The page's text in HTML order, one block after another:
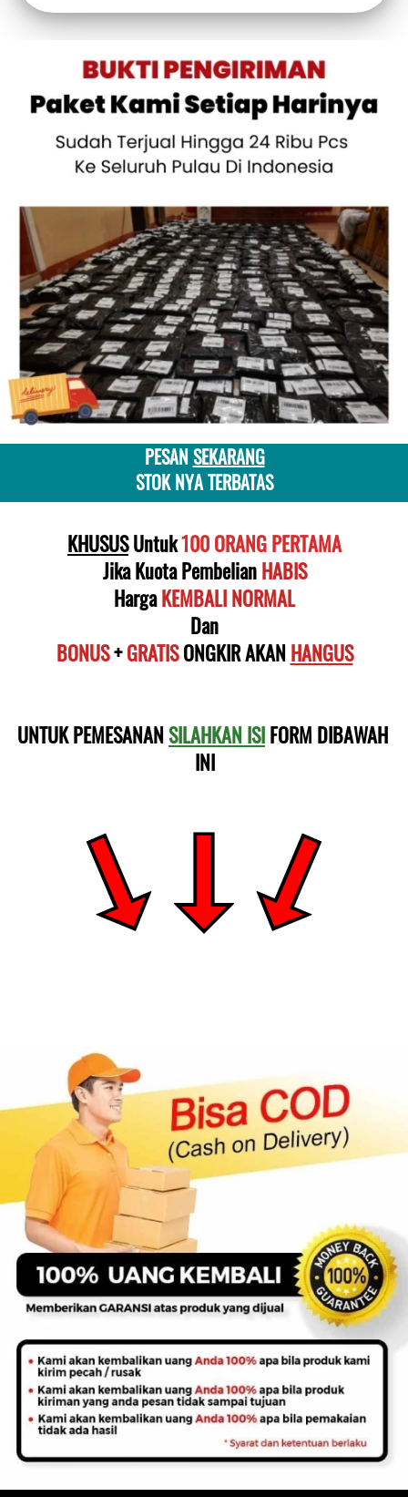
PESAN SEKARANG
STOK NYA TERBATAS
KHUSUS Untuk 100 ORANG PERTAMA
Jika Kuota Pembelian HABIS
HargaKEMBALI NORMAL
Dan
BONUS + GRATIS ONGKIR AKAN HANGUS
UNTUK PEMESANAN SILAHKAN ISI FORM DIBAWAH
INI